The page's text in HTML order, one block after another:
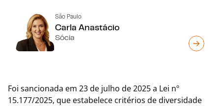
São Paulo
Carla Anastácio
Sócia
Foi sancionada em 23 de julho de 2025 a Lei nº
15.177/2025, que estabelece critérios de diversidade